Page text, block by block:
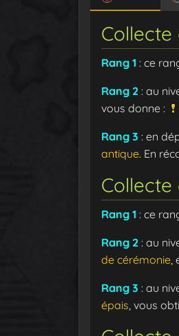
Rang 1 : ce
Rang 2 : au
vous donne :
Rang 3 : en
antique. En
Collecte
Rang 1 : ce
Rang 2 : au
de cérémonie
Rang 3 : au
épais , vous